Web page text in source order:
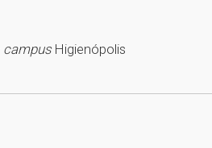
campus Higienópolis
1